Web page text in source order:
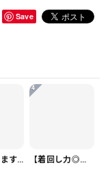
Save
【今売れてます】ボタンフロント オーバーサイズ 半袖 シャツワンピース 1color ON1035
4
【着回し力◎セット】フリル 半袖 クロップド シャツカラー ブラウス＆ワイドレッグパンツ（上下個別） 1color ST0219